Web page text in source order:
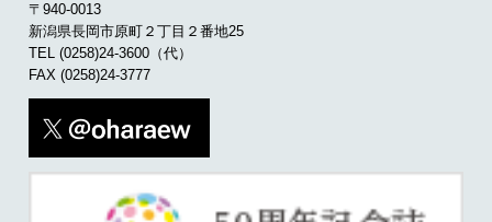
〒940-0013
新潟県長岡市原町２丁目２番地25
TEL(0258)24-3600 （代）
FAX (0258)24-3777